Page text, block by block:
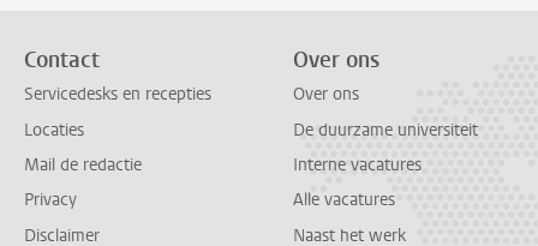
Contact
Servicedesks en recepties
Locaties
Mail de redactie
Privacy
Disclaimer
Over ons
Over ons
De duurzame universiteit
Interne vacatures
Alle vacatures
Naast het werk